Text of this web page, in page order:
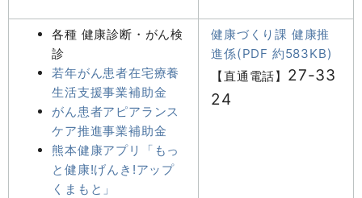
各種 健康診断・がん検
診
若年がん患者在宅療養
生活支援事業補助金
がん患者アピアランス
ケア推進事業補助金
熊本健康アプリ「もっ
と健康!げんき!アップ
くまもと」
健康づくり課 健康推
進係(PDF 約583KB)
【直通電話】 27-33
24